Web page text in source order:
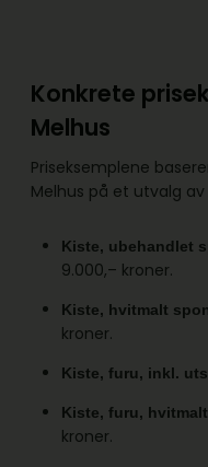
Konkrete
Melhus
Priseksemplene
Melhus på et utvalg av
Kiste, ubehandlet
9.000,– kroner.
Kiste, hvitmalt
kroner.
Kiste, furu, inkl.
Kiste, furu,
kroner.